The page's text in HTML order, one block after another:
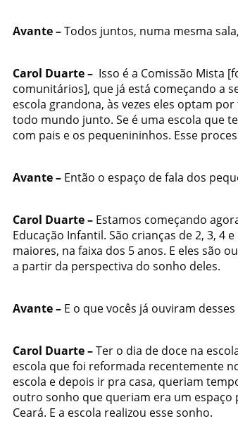
Avante –Todos juntos, numa mesma
Carol Duarte – Isso éa Comissão Mista
comunitários], que já está começando a
escola grandona, às vezes eles optam
todo mundo junto. Se é uma escola que
com pais e os pequenininhos. Esse
Avante – Então o espaço de fala dos
Carol Duarte – Estamos começando
Educação Infantil. São crianças de 2, 3,
maiores, na faixa dos 5 anos. E eles são
a partir da perspectiva do sonho deles.
Avante – E o que vocês já ouviram
Carol Duarte –Ter o dia de doce na
escola que foi reformada recentemente
escola e depois ir pra casa, queriam
outro sonho que queriam era um
Ceará. E a escola realizou esse sonho.